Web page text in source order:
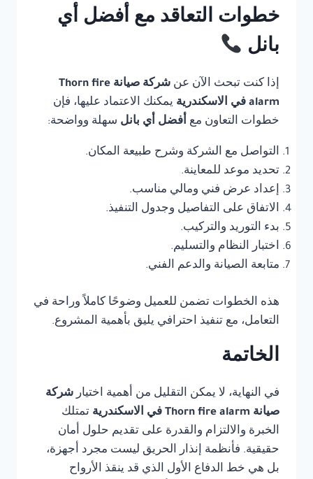
خطوات التعاقد مع أفضل أي
بانل
إذا كنت تبحث الآن عن
شركة صيانة Thorn fire
alarm في الاسكندرية
يمكنك الاعتماد عليها، فإن
خطوات التعاون مع أفضل أي بانل سهلة وواضحة:
التواصل مع الشركة وشرح طبيعة المكان.
تحديد موعد للمعاينة.
إعداد عرض فني ومالي مناسب.
الاتفاق على التفاصيل وجدول التنفيذ.
بدء التوريد والتركيب.
اختبار النظام والتسليم.
متابعة الصيانة والدعم الفني.
هذه الخطوات تضمن للعميل وضوحًا كاملاً وراحة في
التعامل، مع تنفيذ احترافي يليق بأهمية المشروع.
الخاتمة
في النهاية، لا يمكن التقليل من أهمية اختيار شركة
صيانة Thorn fire alarm في الاسكندرية
تمتلك
الخبرة والالتزام والقدرة على تقديم حلول أمان
حقيقية. فأنظمة إنذار الحريق ليست مجرد أجهزة،
بل هي خط الدفاع الأول الذي قد ينقذ الأرواح